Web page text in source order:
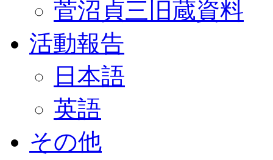
菅沼貞三旧蔵資料
活動報告
日本語
英語
その他